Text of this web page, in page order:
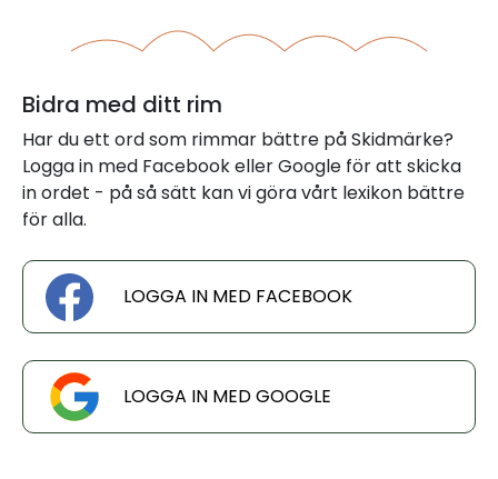
Bidra med ditt rim
Har du ett ord som rimmar bättre på Skidmärke?
Logga in med Facebook eller Google för att skicka
in ordet - på så sätt kan vi göra vårt lexikon bättre
för alla.
LOGGA IN MED FACEBOOK
LOGGA IN MED GOOGLE